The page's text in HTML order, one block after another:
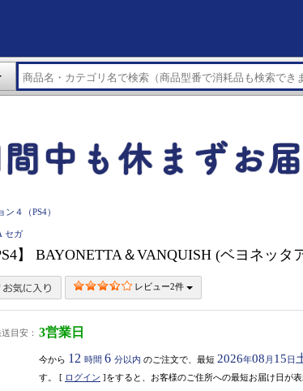
４（PS4）
セガ
】 BAYONETTA＆VANQUISH (ベヨネッ
レビュー2件
目安： 3営業日
今から 12 時間 6 分以内 のご注文で、最短 2026年08 月 15日
す。 [ ログイン ]をすると、お客様のご住所への最短お届け日が表